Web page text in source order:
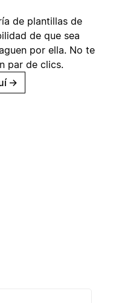
de plantillas de
de que sea
por ella. No te
par de clics.
→